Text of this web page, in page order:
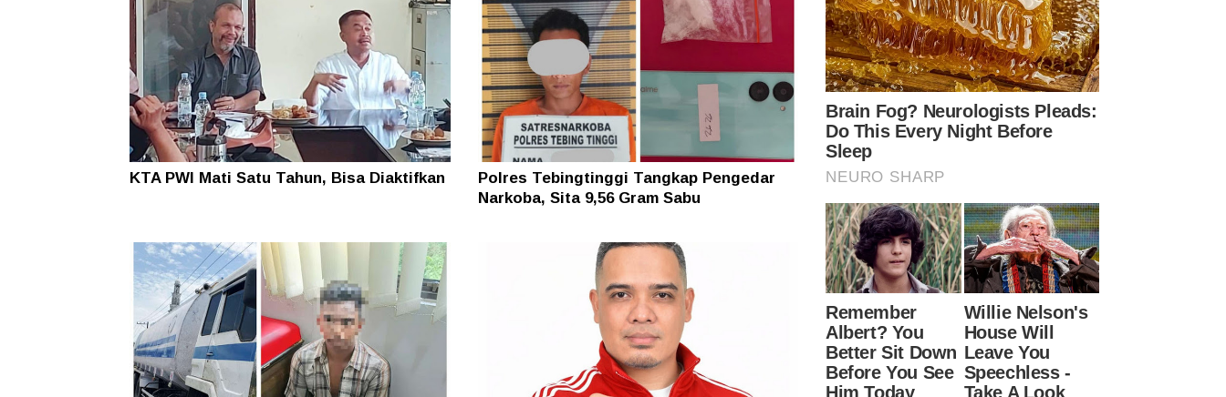
KTA PWI Mati Satu Tahun, Bisa Diaktifkan
Polres Tebingtinggi Tangkap Pengedar
Narkoba, Sita 9,56 Gram Sabu